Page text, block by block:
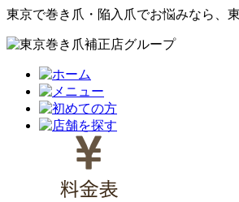
東京で巻き爪・陥入爪でお悩みなら、